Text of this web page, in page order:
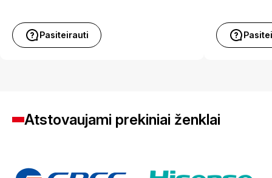
Pasiteirauti
Atstovaujami prekiniai ženklai